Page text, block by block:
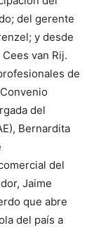
del gerente
y desde
van Rij.
de
del
Bernardita
del
Jaime
que abre
del país a